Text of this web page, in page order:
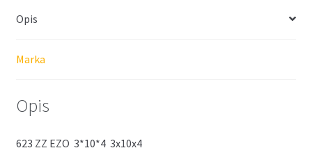
Opis
Marka
Opis
623 ZZ EZO 3*10*4 3x10x4